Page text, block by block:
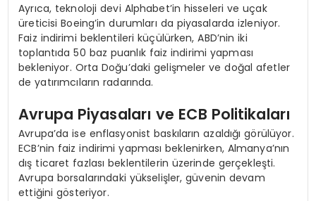
Ayrıca, teknoloji devi Alphabet’in hisseleri ve uçak
üreticisi Boeing’in durumları da piyasalarda izleniyor.
Faiz indirimi beklentileri küçülürken, ABD’nin iki
toplantıda 50 baz puanlık faiz indirimi yapması
bekleniyor. Orta Doğu’daki gelişmeler ve doğal afetler
de yatırımcıların radarında.
Avrupa Piyasaları ve ECB Politikaları
Avrupa’da ise enflasyonist baskıların azaldığı görülüyor.
ECB’nin faiz indirimi yapması beklenirken, Almanya’nın
dış ticaret fazlası beklentilerin üzerinde gerçekleşti.
Avrupa borsalarındaki yükselişler, güvenin devam
ettiğini gösteriyor.